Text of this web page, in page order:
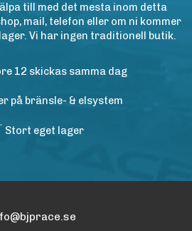
till med det mesta inom detta
mail, telefon eller om ni kommer
Vi har ingen traditionell butik.
12 skickas samma dag
på bränsle- & elsystem
Stort eget lager